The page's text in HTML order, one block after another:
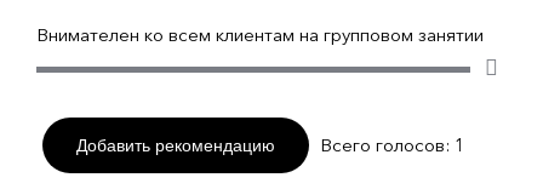
Внимателен ко всем клиентам на групповом занятии
Добавить рекомендацию Всего голосов: 1